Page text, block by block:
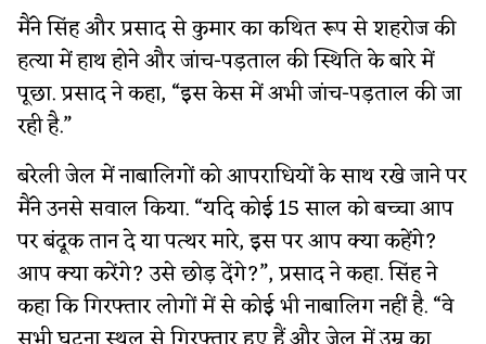
मैंने सिंह और प्रसाद से कुमार का कथित रूप से शहरोज की
हत्या में हाथ होने और जांच-पड़ताल की स्थिति के बारे में
पूछा. प्रसाद ने कहा, “इस केस में अभी जांच-पड़ताल की जा
रही है.”
बरेली जेल में नाबालिगों को आपराधियों के साथ रखे जाने पर
मैंने उनसे सवाल किया. “यदि कोई 15 साल को बच्चा आप
पर बंदूक तान दे या पत्थर मारे, इस पर आप क्या कहेंगे?
आप क्या करेंगे? उसे छोड़ देंगे?”, प्रसाद ने कहा. सिंह ने
कहा कि गिरफ्तार लोगों में से कोई भी नाबालिग नहीं है. “वे